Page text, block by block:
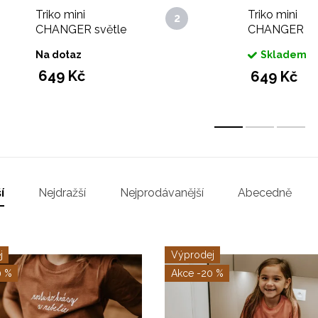
Triko mini
CHANGER světle
Na dotaz
649 Kč
Triko mini
CHANGER
rebely
Skladem
649 Kč
Nejdražší Nejprodávanější Abecedně
%
Výprodej
-20 %